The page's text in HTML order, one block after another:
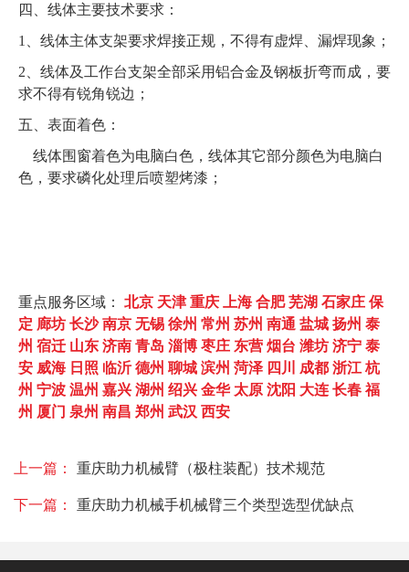
四、线体主要技术要求：
1、线体主体支架要求焊接正规，不得有虚焊、漏焊现象；
2、线体及工作台支架全部采用铝合金及钢板折弯而成，要
求不得有锐角锐边；
五、表面着色：
线体围窗着色为电脑白色，线体其它部分颜色为电脑白
色，要求磷化处理后喷塑烤漆；
重点服务区域： 北京 天津 重庆 上海 合肥 芜湖 石家庄 保
定 廊坊 长沙 南京 无锡 徐州 常州 苏州 南通 盐城 扬州 泰
州 宿迁 山东 济南 青岛 淄博 枣庄 东营 烟台 潍坊 济宁 泰
安 威海 日照 临沂 德州 聊城 滨州 菏泽 四川 成都 浙江 杭
州 宁波 温州 嘉兴 湖州 绍兴 金华 太原 沈阳 大连 长春 福
州 厦门 泉州 南昌 郑州 武汉 西安
上一篇： 重庆助力机械臂（极柱装配）技术规范
下一篇： 重庆助力机械手机械臂三个类型选型优缺点